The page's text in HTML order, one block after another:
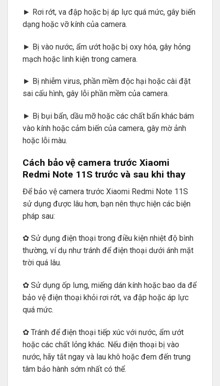
► Rơi rớt, va đập hoặc bị áp lực quá mức, gây biến
dạng hoặc vỡ kính của camera.
► Bị vào nước, ẩm ướt hoặc bị oxy hóa, gây hỏng
mạch hoặc linh kiện trong camera.
► Bị nhiễm virus, phần mềm độc hại hoặc cài đặt
sai cấu hình, gây lỗi phần mềm của camera.
► Bị bụi bẩn, dầu mỡ hoặc các chất bẩn khác bám
vào kính hoặc cảm biến của camera, gây mờ ảnh
hoặc lỗi màu.
Cách bảo vệ camera trước Xiaomi
Redmi Note 11S trước và sau khi thay
Để bảo vệ camera trước Xiaomi Redmi Note 11S
sử dụng được lâu hơn, bạn nên thực hiện các biện
pháp sau:
✿ Sử dụng điện thoại trong điều kiện nhiệt độ bình
thường, ví dụ như tránh để điện thoại dưới ánh mặt
trời quá lâu.
✿ Sử dụng ốp lưng, miếng dán kính hoặc bao da để
bảo vệ điện thoại khỏi rơi rớt, va đập hoặc áp lực
quá mức.
✿ Tránh để điện thoại tiếp xúc với nước, ẩm ướt
hoặc các chất lỏng khác. Nếu điện thoại bị vào
nước, hãy tắt ngay và lau khô hoặc đem đến trung
tâm bảo hành sớm nhất có thể.